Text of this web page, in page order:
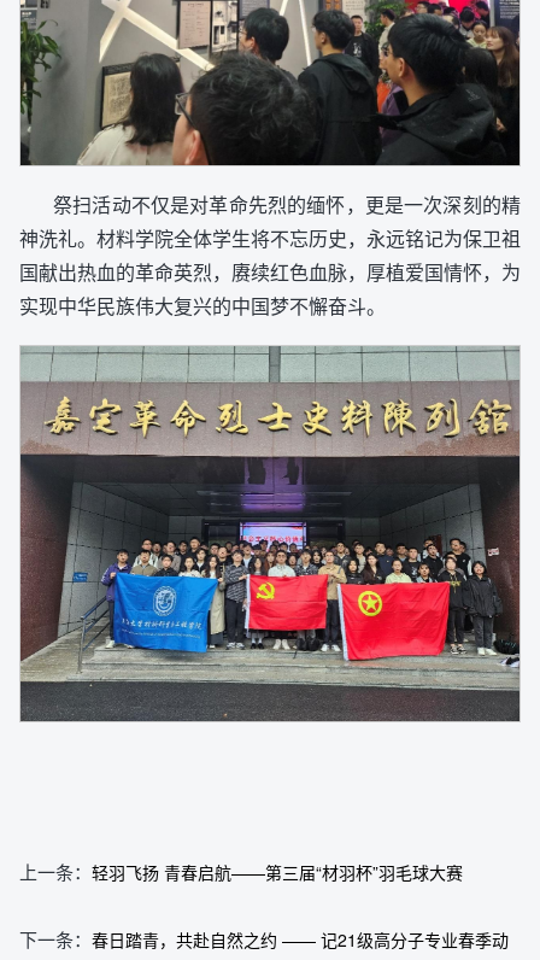
祭扫活动不仅是对革命先烈的缅怀，更是一次深刻的精
神洗礼。材料学院全体学生将不忘历史，永远铭记为保卫祖
国献出热血的革命英烈，赓续红色血脉，厚植爱国情怀，为
实现中华民族伟大复兴的中国梦不懈奋斗。
上一条： 轻羽飞扬 青春启航——第三届“材羽杯”羽毛球大赛
下一条： 春日踏青，共赴自然之约 —— 记21级高分子专业春季动